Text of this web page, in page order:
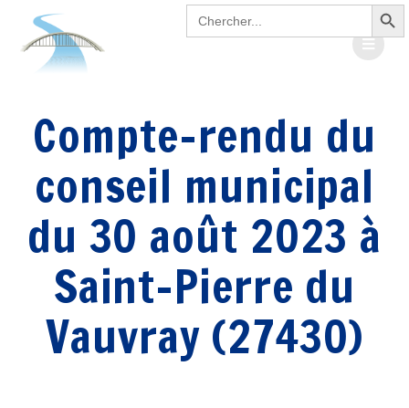
Search Search Button
Passer
au
Compte-rendu du
conseil municipal
du 30 août 2023 à
Saint-Pierre du
Vauvray (27430)